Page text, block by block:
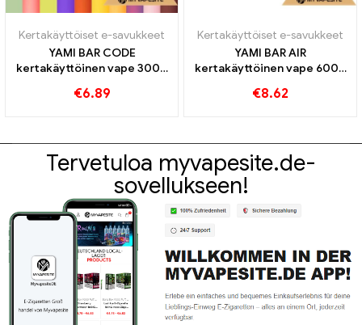
Kertakäyttöiset e-savukkeet
YAMI BAR CODE
kertakäyttöinen vape 3000
Puffs
€6.89
Kertakäyttöiset e-savukkeet
YAMI BAR AIR
kertakäyttöinen vape 6000
Puffs
€8.62
Tervetuloa myvapesite.de-
sovellukseen!